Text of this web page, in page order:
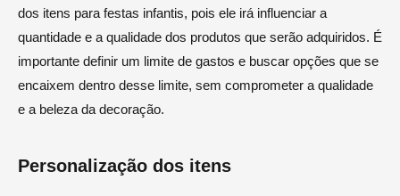
dos itens para festas infantis, pois ele irá influenciar a
quantidade e a qualidade dos produtos que serão adquiridos. É
importante definir um limite de gastos e buscar opções que se
encaixem dentro desse limite, sem comprometer a qualidade
e a beleza da decoração.
Personalização dos itens